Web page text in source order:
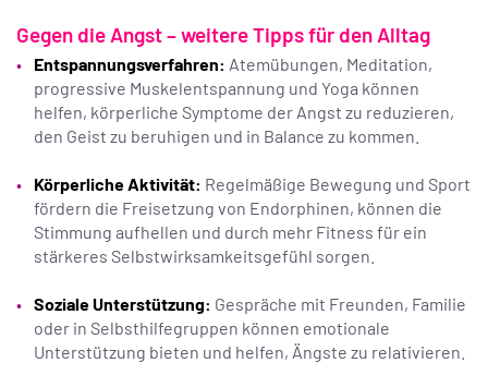
Gegen die Angst – weitere Tipps für den Alltag
Entspannungsverfahren: Atemübungen, Meditation,
progressive Muskelentspannung und Yoga können
helfen, körperliche Symptome der Angst zu reduzieren,
den Geist zu beruhigen und in Balance zu kommen.
Körperliche Aktivität: Regelmäßige Bewegung und Sport
fördern die Freisetzung von Endorphinen, können die
Stimmung aufhellen und durch mehr Fitness für ein
stärkeres Selbstwirksamkeitsgefühl sorgen.
Soziale Unterstützung: Gespräche mit Freunden, Familie
oder in Selbsthilfegruppen können emotionale
Unterstützung bieten und helfen, Ängste zu relativieren.